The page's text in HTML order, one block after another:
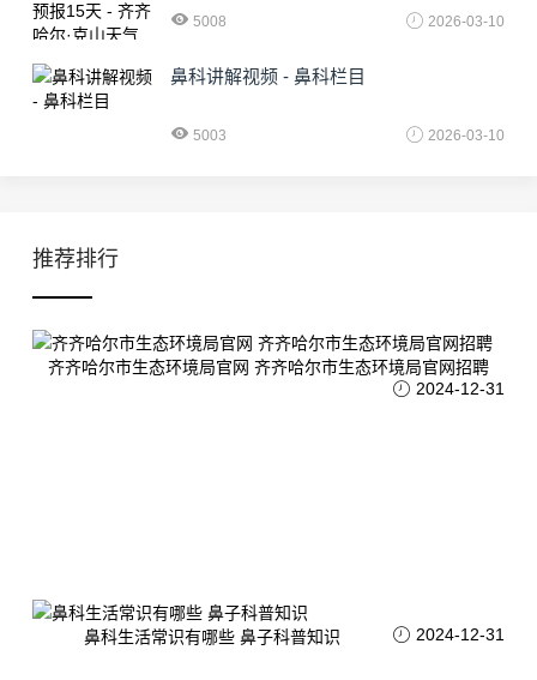
5008 2026-03-10
鼻科讲解视频 - 鼻科栏目
5003 2026-03-10
推荐排行
齐齐哈尔市生态环境局官网 齐齐哈尔市生态环境局官网招聘
2024-12-31
鼻科生活常识有哪些 鼻子科普知识 2024-12-31